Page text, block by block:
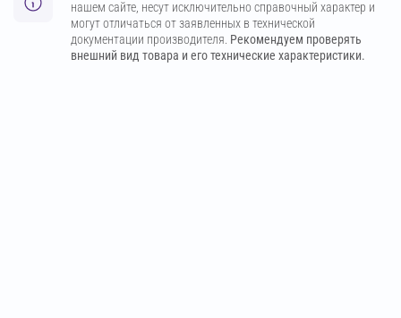
нашем сайте, несут исключительно справочный характер и
могут отличаться от заявленных в технической
документации производителя. Рекомендуем проверять
внешний вид товара и его технические характеристики.